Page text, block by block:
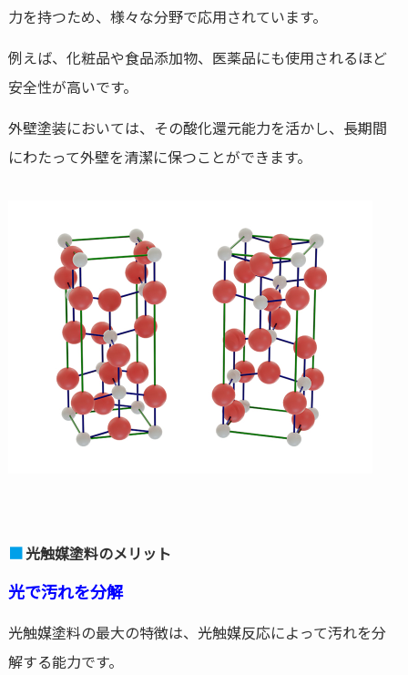
力を持つため、様々な分野で応用されています。
例えば、化粧品や食品添加物、医薬品にも使用されるほど
安全性が高いです。
外壁塗装においては、その酸化還元能力を活かし、長期間
にわたって外壁を清潔に保つことができます。
光触媒塗料のメリット
光で汚れを分解
光触媒塗料の最大の特徴は、光触媒反応によって汚れを分
解する能力です。